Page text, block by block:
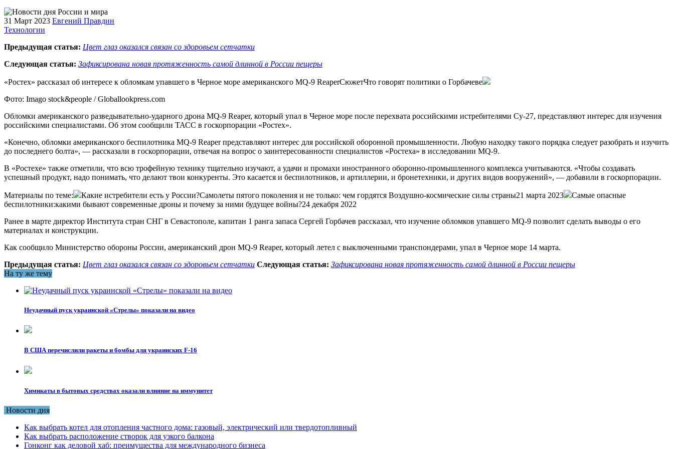
31 Март 2023 Евгений Правдин
Технологии
Предыдущая статья: Цвет глаз оказался связан со здоровьем сетчатки
Следующая статья: Зафиксирована новая протяженность самой длинной в России пещеры
«Ростех» рассказал об интересе к обломкам упавшего в Черное море американского MQ-9 ReaperСюжетЧто говорят политики о Горбачеве
Фото: Imago stock&people / Globallookpress.com
Обломки американского разведывательно-ударного дрона MQ-9 Reaper, который упал в Черное море после перехвата российскими истребителями Су-27, представляют интерес для изучения
российскими специалистами. Об этом сообщили ТАСС в госкорпорации «Ростех».
«Конечно, обломки американского беспилотника MQ-9 Reaper представляют интерес для российской оборонной промышленности. Любую находку такого порядка следует разобрать и изучить
до последнего болта», — рассказали в госкорпорации, отвечая на вопрос о заинтересованности специалистов «Ростеха» в исследовании MQ-9.
В «Ростехе» также отметили, что всю трофейную технику тщательно изучают, а удачи и промахи иностранного оборонно-промышленного комплекса учитываются. «Чтобы создавать
успешный продукт, надо понимать, что делают твои конкуренты. Это касается и беспилотников, и артиллерии, и бронетехники, и других видов вооружений», — добавили в госкорпорации.
Материалы по теме: Какие истребители есть у России?Самолеты пятого поколения и не только: чем гордятся Воздушно-космические силы страны21 марта 2023
Самые опасные
беспилотники:какими бывают современные дроны и почему за ними будущее войны?24 декабря 2022
Ранее в марте директор Института стран СНГ в Севастополе, капитан 1 ранга запаса Сергей Горбачев рассказал, что изучение обломков упавшего MQ-9 позволит сделать выводы о его
материалах и конструкции.
Как сообщило Министерство обороны России, американский дрон MQ-9 Reaper, который летел с выключенными транспондерами, упал в Черное море 14 марта.
Предыдущая статья: Цвет глаз оказался связан со здоровьем сетчатки Следующая статья: Зафиксирована новая протяженность самой длинной в России пещеры
На ту же тему
Неудачный пуск украинской «Стрелы» показали на видео
В США перечислили ракеты и бомбы для украинских F-16
Химикаты в бытовых средствах оказали влияние на иммунитет
Новости дня
Как выбрать котел для отопления частного дома: газовый, электрический или твердотопливный
Как выбрать расположение створок для узкого балкона
Гонконг как деловой хаб: преимущества для международного бизнеса